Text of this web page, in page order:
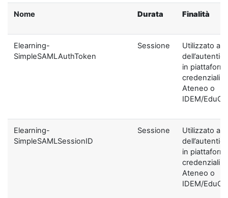
Nome Durata Finalità
Elearning-
SimpleSAMLAuthToken
Sessione
Utilizzato ai
in
credenziali di
Ateneo o
IDEM/
Elearning-
SimpleSAMLSessionID
Sessione
Utilizzato ai
in
credenziali di
Ateneo o
IDEM/